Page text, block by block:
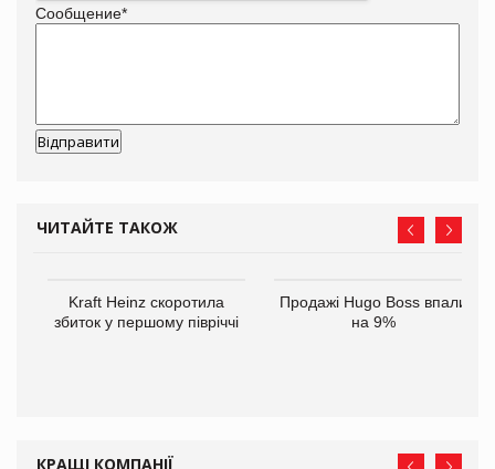
Сообщение*
ЧИТАЙТЕ ТАКОЖ
Kraft Heinz скоротила
збиток у першому півріччі
Продажі Hugo Boss впали
на 9%
КРАЩІ КОМПАНІЇ